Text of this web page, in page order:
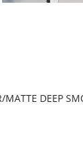
MATTE DEEP